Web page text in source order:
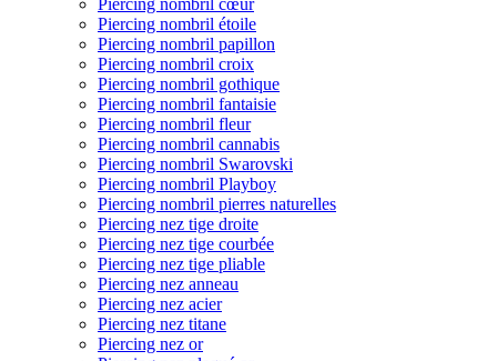
Piercing nombril cœur
Piercing nombril étoile
Piercing nombril papillon
Piercing nombril croix
Piercing nombril gothique
Piercing nombril fantaisie
Piercing nombril fleur
Piercing nombril cannabis
Piercing nombril Swarovski
Piercing nombril Playboy
Piercing nombril pierres naturelles
Piercing nez tige droite
Piercing nez tige courbée
Piercing nez tige pliable
Piercing nez anneau
Piercing nez acier
Piercing nez titane
Piercing nez or